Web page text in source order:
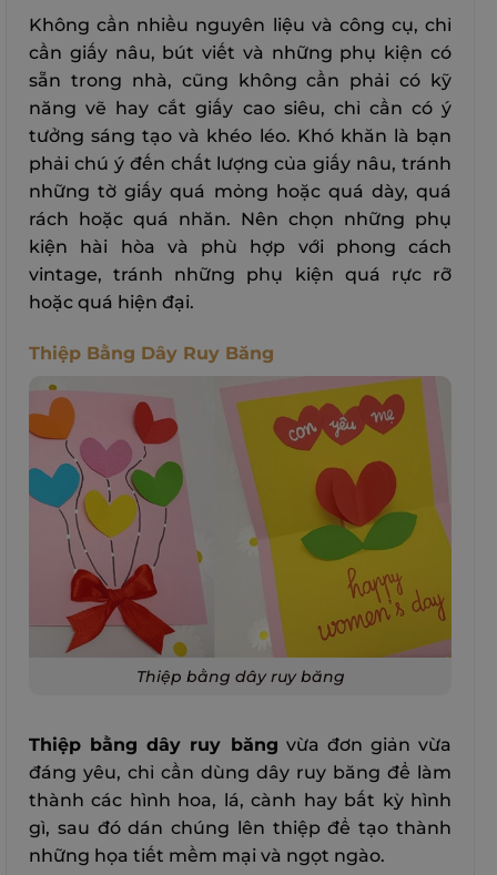
Không cần nhiều nguyên liệu và công cụ, chỉ
cần giấy nâu, bút viết và những phụ kiện có
sẵn trong nhà, cũng không cần phải có kỹ
năng vẽ hay cắt giấy cao siêu, chỉ cần có ý
tưởng sáng tạo và khéo léo. Khó khăn là bạn
phải chú ý đến chất lượng của giấy nâu, tránh
những tờ giấy quá mỏng hoặc quá dày, quá
rách hoặc quá nhăn. Nên chọn những phụ
kiện hài hòa và phù hợp với phong cách
vintage, tránh những phụ kiện quá rực rỡ
hoặc quá hiện đại.
Thiệp Bằng Dây Ruy Băng
Thiệp bằng dây ruy băng
Thiệp bằng dây ruy băng vừa đơn giản vừa
đáng yêu, chỉ cần dùng dây ruy băng để làm
thành các hình hoa, lá, cành hay bất kỳ hình
gì, sau đó dán chúng lên thiệp để tạo thành
những họa tiết mềm mại và ngọt ngào.